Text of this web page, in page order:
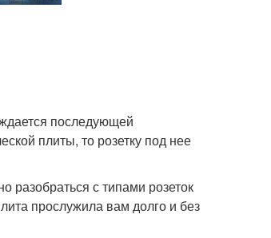
последующей
плиты, то розетку под нее
разобраться с типами розеток
прослужила вам долго и без